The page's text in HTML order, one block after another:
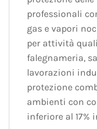
professionali
gas e vapori
per attività
falegnameria,
lavorazioni
protezione
ambienti con
inferiore al 17%